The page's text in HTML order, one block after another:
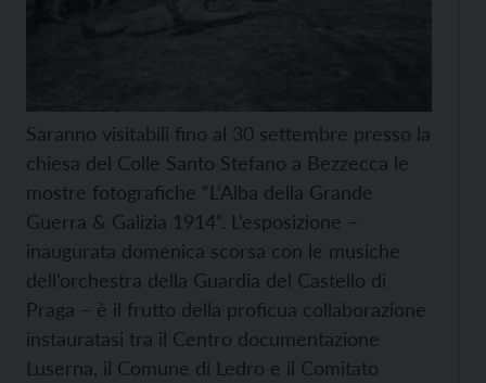
Saranno visitabili fino al 30 settembre presso la
chiesa del Colle Santo Stefano a Bezzecca le
mostre fotografiche “L’Alba della Grande
Guerra & Galizia 1914”. L’esposizione –
inaugurata domenica scorsa con le musiche
dell’orchestra della Guardia del Castello di
Praga – è il frutto della proficua collaborazione
instauratasi tra il Centro documentazione
Luserna, il Comune di Ledro e il Comitato